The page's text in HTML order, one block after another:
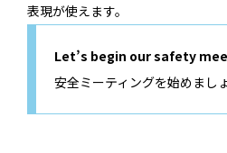
表現が使えます。
Let’s begin our safety
安全ミーティングを始めましょ